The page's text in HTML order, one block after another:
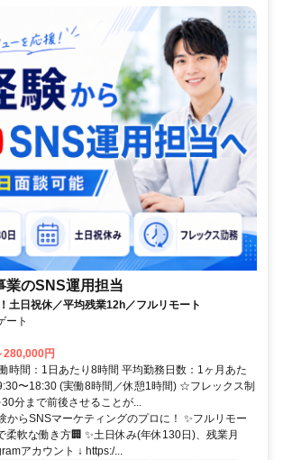
業のSNS運用担当
土日祝休／平均残業12h／フルリモート
ート
280,000円
時間：1日あたり8時間 平均勤務日数：1ヶ月あた
〜18:30 (実働8時間／休憩1時間) ☆フレックス制
分まで前後させることが...
からSNSマーケティングのプロに！ ✨フルリモー
柔軟な働き方🏢 ✨土日休み(年休130日)、残業月
アカウント ↓ https:/...